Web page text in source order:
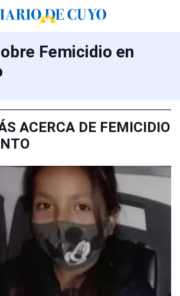
Femicidio en
ACERCA DE FEMICIDIO